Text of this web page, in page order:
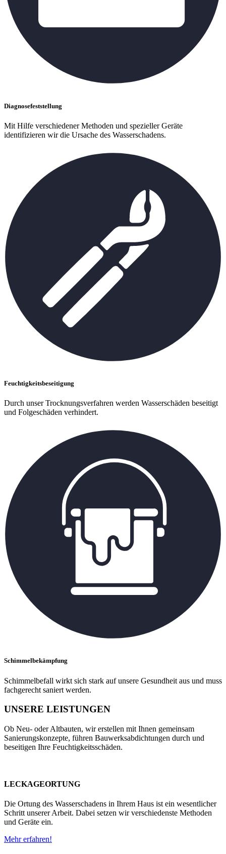
Diagnosefeststellung
Mit Hilfe verschiedener Methoden und spezieller Geräte
identifizieren wir die Ursache des Wasserschadens.
Feuchtigkeitsbeseitigung
Durch unser Trocknungsverfahren werden Wasserschäden beseitigt
und Folgeschäden verhindert.
Schimmelbekämpfung
Schimmelbefall wirkt sich stark auf unsere Gesundheit aus und muss
fachgerecht saniert werden.
UNSERE LEISTUNGEN
Ob Neu- oder Altbauten, wir erstellen mit Ihnen gemeinsam
Sanierungskonzepte, führen Bauwerksabdichtungen durch und
beseitigen Ihre Feuchtigkeitsschäden.
LECKAGEORTUNG
Die Ortung des Wasserschadens in Ihrem Haus ist ein wesentlicher
Schritt unserer Arbeit. Dabei setzen wir verschiedenste Methoden
und Geräte ein.
Mehr erfahren!